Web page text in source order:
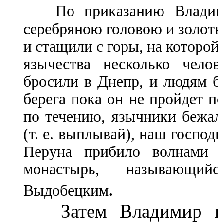
По приказанию
серебряною головою и
и стащили с горы, на
язычества несколько
бросили в Днепр, и людям
берега пока он не пройдет
по течению, язычники
(т. е. выплывай), наш
Перуна прибило
монастырь,
Выдобецким.
Затем Владимир